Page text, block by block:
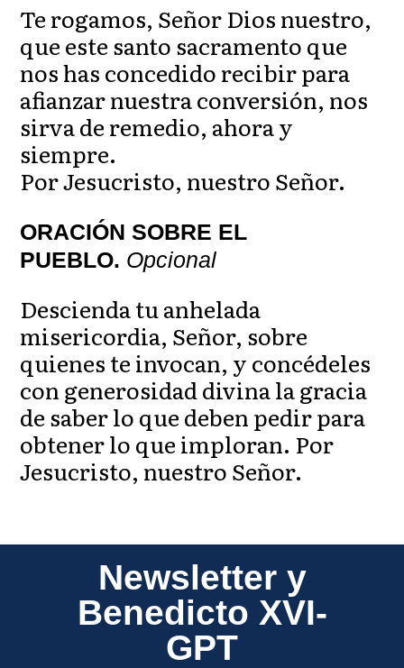
Te rogamos, Señor Dios nuestro,
que este santo sacramento que
nos has concedido recibir para
afianzar nuestra conversión, nos
sirva de remedio, ahora y
siempre.
Por Jesucristo, nuestro Señor.
ORACIÓN SOBRE EL
PUEBLO. Opcional
Descienda tu anhelada
misericordia, Señor, sobre
quienes te invocan, y concédeles
con generosidad divina la gracia
de saber lo que deben pedir para
obtener lo que imploran. Por
Jesucristo, nuestro Señor.
Newsletter y
Benedicto XVI-
GPT